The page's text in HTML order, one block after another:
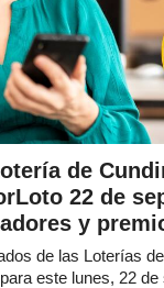
de
22 de
y
de las Loterías
este lunes, 22